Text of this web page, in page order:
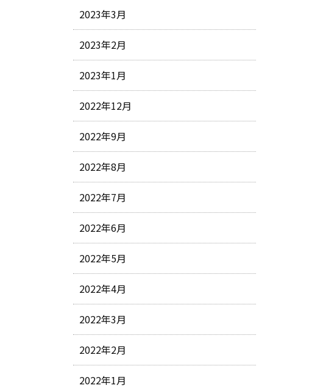
2023年3月
2023年2月
2023年1月
2022年12月
2022年9月
2022年8月
2022年7月
2022年6月
2022年5月
2022年4月
2022年3月
2022年2月
2022年1月